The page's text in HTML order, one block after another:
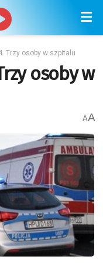
Trzy osoby w szpitalu
osoby w
AA